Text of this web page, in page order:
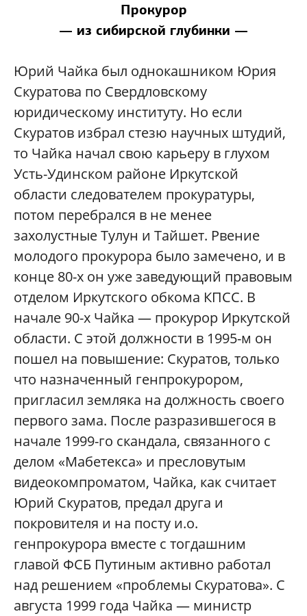
Прокурор
— из сибирской глубинки —
Юрий Чайка был однокашником Юрия
Скуратова по Свердловскому
юридическому институту. Но если
Скуратов избрал стезю научных штудий,
то Чайка начал свою карьеру в глухом
Усть-Удинском районе Иркутской
области следователем прокуратуры,
потом перебрался в не менее
захолустные Тулун и Тайшет. Рвение
молодого прокурора было замечено, и в
конце 80-х он уже заведующий правовым
отделом Иркутского обкома КПСС. В
начале 90-х Чайка — прокурор Иркутской
области. С этой должности в 1995-м он
пошел на повышение: Скуратов, только
что назначенный генпрокурором,
пригласил земляка на должность своего
первого зама. После разразившегося в
начале 1999-го скандала, связанного с
делом «Мабетекса» и пресловутым
видеокомпроматом, Чайка, как считает
Юрий Скуратов, предал друга и
покровителя и на посту и.о.
генпрокурора вместе с тогдашним
главой ФСБ Путиным активно работал
над решением «проблемы Скуратова». С
августа 1999 года Чайка — министр